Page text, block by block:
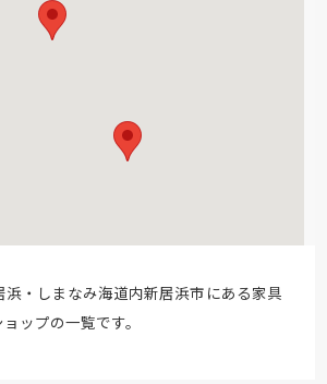
浜・しまなみ海道内新居浜市にある家具
ップの一覧です。